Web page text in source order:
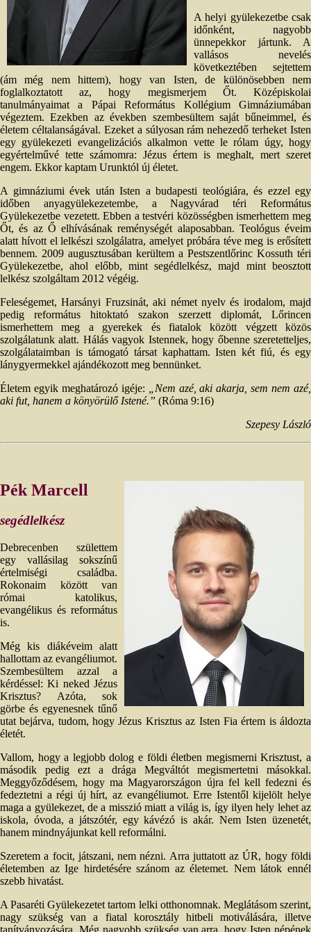
A helyi gyülekezetbe csak
időnként, nagyobb
ünnepekkor jártunk. A
vallásos nevelés
következtében sejtettem
(ám még nem hittem), hogy van Isten, de különösebben nem
foglalkoztatott az, hogy megismerjem Őt. Középiskolai
tanulmányaimat a Pápai Református Kollégium Gimnáziumában
végeztem. Ezekben az években szembesültem saját bűneimmel, és
életem céltalanságával. Ezeket a súlyosan rám nehezedő terheket Isten
egy gyülekezeti evangelizációs alkalmon vette le rólam úgy, hogy
egyértelművé tette számomra: Jézus értem is meghalt, mert szeret
engem. Ekkor kaptam Urunktól új életet.
A gimnáziumi évek után Isten a budapesti teológiára, és ezzel egy
időben anyagyülekezetembe, a Nagyvárad téri Református
Gyülekezetbe vezetett. Ebben a testvéri közösségben ismerhettem meg
Őt, és az Ő elhívásának reménységét alaposabban. Teológus éveim
alatt hívott el lelkészi szolgálatra, amelyet próbára téve meg is erősített
bennem. 2009 augusztusában kerültem a Pestszentlőrinc Kossuth téri
Gyülekezetbe, ahol előbb, mint segédlelkész, majd mint beosztott
lelkész szolgáltam 2012 végéig.
Feleségemet, Harsányi Fruzsinát, aki német nyelv és irodalom, majd
pedig református hitoktató szakon szerzett diplomát, Lőrincen
ismerhettem meg a gyerekek és fiatalok között végzett közös
szolgálatunk alatt. Hálás vagyok Istennek, hogy őbenne szeretetteljes,
szolgálataimban is támogató társat kaphattam. Isten két fiú, és egy
lánygyermekkel ajándékozott meg bennünket.
Életem egyik meghatározó igéje:
„Nem azé, aki akarja, sem nem azé,
aki fut, hanem a könyörülő Istené.” (Róma 9:16)
Szepesy László
Pék Marcell
segédlelkész
Debrecenben születtem
egy vallásilag sokszínű
értelmiségi családba.
Rokonaim között van
római katolikus,
evangélikus és református
is.
Még kis diákéveim alatt
hallottam az evangéliumot.
Szembesültem azzal a
kérdéssel: Ki neked Jézus
Krisztus? Azóta, sok
görbe és egyenesnek tűnő
utat bejárva, tudom, hogy Jézus Krisztus az Isten Fia értem is áldozta
életét.
Vallom, hogy a legjobb dolog e földi életben megismerni Krisztust, a
második pedig ezt a drága Megváltót megismertetni másokkal.
Meggyőződésem, hogy ma Magyarországon újra fel kell fedezni és
fedeztetni a régi új hírt, az evangéliumot. Erre Istentől kijelölt helye
maga a gyülekezet, de a misszió miatt a világ is, így ilyen hely lehet az
iskola, óvoda, a játszótér, egy kávézó is akár. Nem Isten üzenetét,
hanem mindnyájunkat kell reformálni.
Szeretem a focit, játszani, nem nézni. Arra juttatott az ÚR, hogy földi
életemben az Ige hirdetésére szánom az életemet. Nem látok ennél
szebb hivatást.
A Pasaréti Gyülekezetet tartom lelki otthonomnak. Meglátásom szerint,
nagy szükség van a fiatal korosztály hitbeli motiválására, illetve